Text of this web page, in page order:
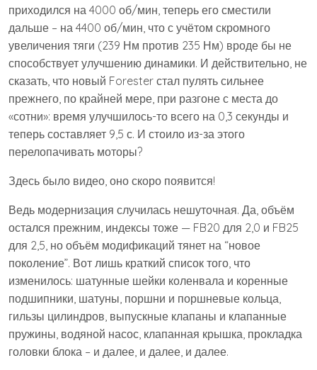
приходился на 4000 об/мин, теперь его сместили
дальше – на 4400 об/мин, что с учётом скромного
увеличения тяги (239 Нм против 235 Нм) вроде бы не
способствует улучшению динамики. И действительно, не
сказать, что новый Forester стал пулять сильнее
прежнего, по крайней мере, при разгоне с места до
«сотни»: время улучшилось-то всего на 0,3 секунды и
теперь составляет 9,5 с. И стоило из-за этого
перелопачивать моторы?
Здесь было видео, оно скоро появится!
Ведь модернизация случилась нешуточная. Да, объём
остался прежним, индексы тоже — FB20 для 2,0 и FB25
для 2,5, но объём модификаций тянет на “новое
поколение”. Вот лишь краткий список того, что
изменилось: шатунные шейки коленвала и коренные
подшипники, шатуны, поршни и поршневые кольца,
гильзы цилиндров, выпускные клапаны и клапанные
пружины, водяной насос, клапанная крышка, прокладка
головки блока – и далее, и далее, и далее.